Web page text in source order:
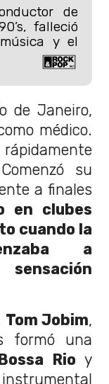
de
falleció
y el
de Janeiro,
médico.
su
a finales
en clubes
cuando la
a
Tom Jobim,
formó una
Rio y